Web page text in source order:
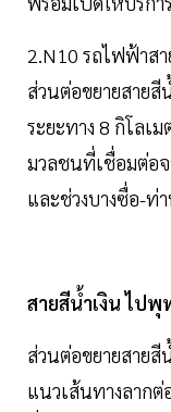
2.N10 รถไฟฟ้าส
ส่วนต่อขยายสาย
ระยะทาง 8 กิโลเ
มวลชนที่เชื่อมต่อจ
และช่วงบางซื่อ-ท่
สายสีนํ้าเงิน ไป
ส่วนต่อขยายสาย
แนวเส้นทางลากต่